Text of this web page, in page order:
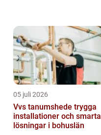
05 juli 2026
Vvs tanumshede trygga
installationer och smarta
lösningar i bohuslän